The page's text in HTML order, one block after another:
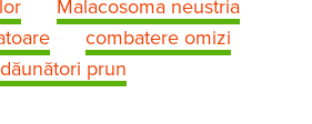
Malacosoma neustria
combatere omizi
dăunători prun